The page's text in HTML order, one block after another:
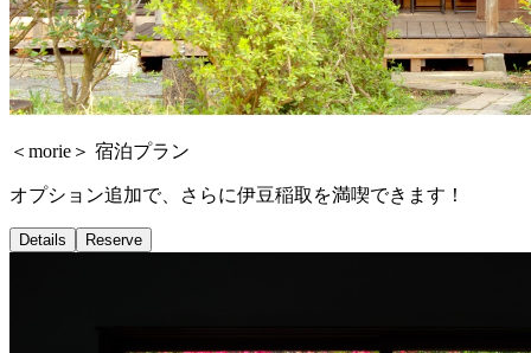
＜morie＞ 宿泊プラン
オプション追加で、さらに伊豆稲取を満喫できます！
Details Reserve